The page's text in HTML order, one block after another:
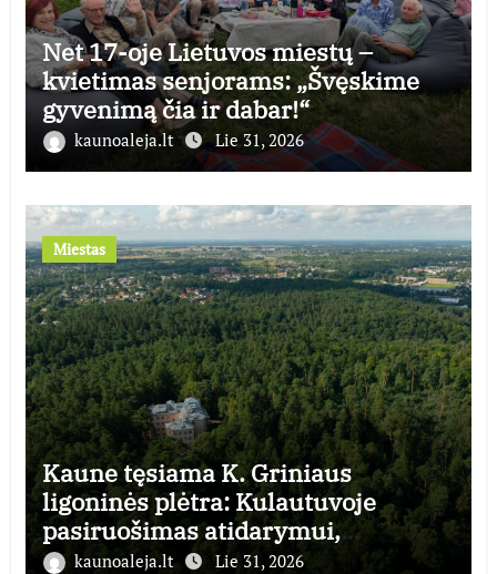
Net 17-oje Lietuvos miestų –
kvietimas senjorams: „Švęskime
gyvenimą čia ir dabar!“
kaunoaleja.lt Lie 31, 2026
Miestas
Kaune tęsiama K. Griniaus
ligoninės plėtra: Kulautuvoje
pasiruošimas atidarymui,
Panemunėje – statyboms
kaunoaleja.lt Lie 31, 2026